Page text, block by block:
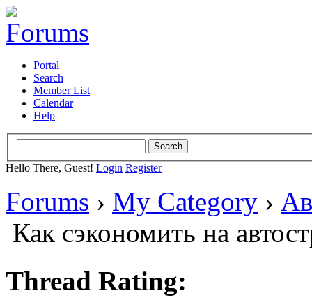
Portal
Search
Member List
Calendar
Help
Hello There, Guest! Login Register
Forums › My Category ›
Как сэкономить на
Thread Rating: